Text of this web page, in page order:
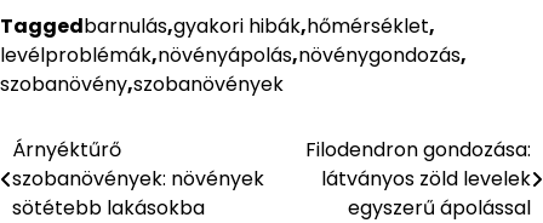
Taggedbarnulás,gyakori hibák,hőmérséklet,
levélproblémák,növényápolás,növénygondozás,
szobanövény,szobanövények
Bejegyzés
navigáció
Árnyéktűrő
szobanövények: növények
sötétebb lakásokba
Filodendron gondozása:
látványos zöld levelek
egyszerű ápolással